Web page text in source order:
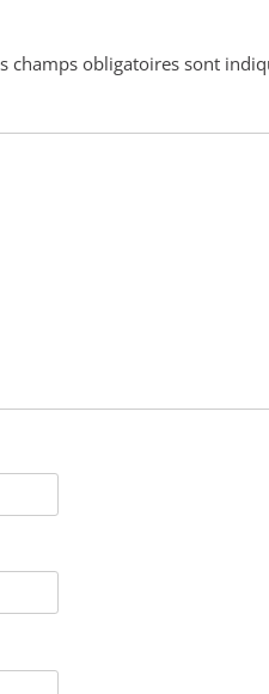
champs obligatoires sont